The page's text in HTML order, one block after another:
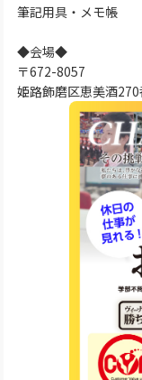
筆記用具・メモ帳
◆会場◆
〒672-8057
姫路飾磨区恵美酒